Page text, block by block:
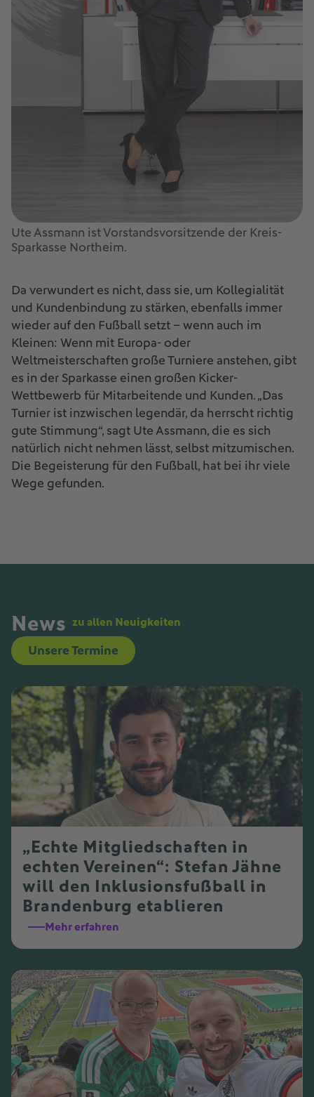
Ute Assmann ist Vorstandsvorsitzende der Kreis-
Sparkasse Northeim.
Da verwundert es nicht, dass sie, um Kollegialität
und Kundenbindung zu stärken, ebenfalls immer
wieder auf den Fußball setzt – wenn auch im
Kleinen: Wenn mit Europa- oder
Weltmeisterschaften große Turniere anstehen, gibt
es in der Sparkasse einen großen Kicker-
Wettbewerb für Mitarbeitende und Kunden. „Das
Turnier ist inzwischen legendär, da herrscht richtig
gute Stimmung“, sagt Ute Assmann, die es sich
natürlich nicht nehmen lässt, selbst mitzumischen.
Die Begeisterung für den Fußball, hat bei ihr viele
Wege gefunden.
News zu allen Neuigkeiten
Unsere Termine
„Echte Mitgliedschaften in
echten Vereinen“: Stefan Jähne
will den Inklusionsfußball in
Brandenburg etablieren
Mehr erfahren